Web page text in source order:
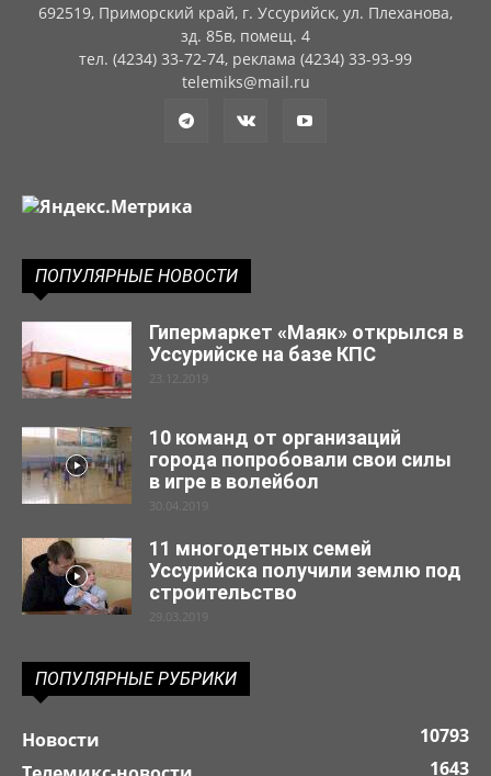
692519, Приморский край, г. Уссурийск, ул. Плеханова,
зд. 85в, помещ. 4
тел. (4234) 33-72-74, реклама (4234) 33-93-99
telemiks@mail.ru
ПОПУЛЯРНЫЕ НОВОСТИ
Гипермаркет «Маяк» открылся в
Уссурийске на базе КПС
23.12.2019
10 команд от организаций
города попробовали свои силы
в игре в волейбол
30.04.2019
11 многодетных семей
Уссурийска получили землю под
строительство
29.03.2019
ПОПУЛЯРНЫЕ РУБРИКИ
Новости
10793
1643